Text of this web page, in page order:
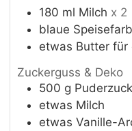
180 ml Milch x 2
blaue
etwas Butter für
Zuckerguss & Deko
500 g
etwas Milch
etwasVanille-